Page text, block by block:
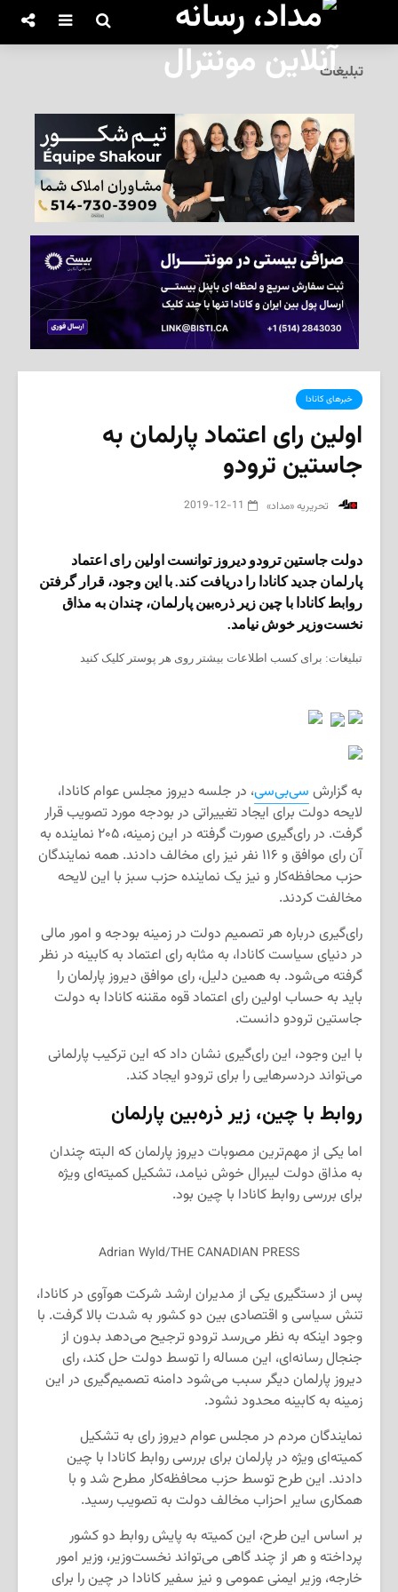
تبلیغات
خبرهای کانادا
اولین رای اعتماد پارلمان به
جاستین ترودو
‌ تحریریه «مداد» 2019-12-11
دولت جاستین ترودو دیروز توانست اولین رای اعتماد
پارلمان جدید کانادا را دریافت کند. با این وجود، قرار گرفتن
روابط کانادا با چین زیر ذره‌بین پارلمان، چندان به مذاق
نخست‌وزیر خوش نیامد.
تبلیغات: برای کسب اطلاعات بیشتر روی هر پوستر کلیک کنید
به گزارش سی‌بی‌سی، در جلسه دیروز مجلس عوام کانادا،
لایحه دولت برای ایجاد تغییراتی در بودجه مورد تصویب قرار
گرفت. در رای‌گیری صورت گرفته در این زمینه، ۲۰۵ نماینده به
آن رای موافق و ۱۱۶ نفر نیز رای مخالف دادند. همه نمایندگان
حزب محافظه‌کار و نیز یک نماینده حزب سبز با این لایحه
مخالفت کردند.
رای‌گیری درباره هر تصمیم دولت در زمینه بودجه و امور مالی
در دنیای سیاست کانادا، به مثابه رای اعتماد به کابینه در نظر
گرفته می‌شود. به همین دلیل، رای موافق دیروز پارلمان را
باید به حساب اولین رای اعتماد قوه مقننه کانادا به دولت
جاستین ترودو دانست.
با این وجود، این رای‌گیری نشان داد که این ترکیب پارلمانی
می‌تواند دردسرهایی را برای ترودو ایجاد کند.
روابط با چین، زیر ذره‌بین پارلمان
اما یکی از مهم‌ترین مصوبات دیروز پارلمان که البته چندان
به مذاق دولت لیبرال خوش نیامد، تشکیل کمیته‌ای ویژه
برای بررسی روابط کانادا با چین بود.
Adrian Wyld/THE CANADIAN PRESS
پس از دستگیری یکی از مدیران ارشد شرکت هوآوی در کانادا،
تنش سیاسی و اقتصادی بین دو کشور به شدت بالا گرفت. با
وجود اینکه به نظر می‌رسد ترودو ترجیح می‌دهد بدون از
جنجال رسانه‌ای، این مساله را توسط دولت حل کند، رای
دیروز پارلمان دیگر سبب می‌شود دامنه تصمیم‌گیری در این
زمینه به کابینه محدود نشود.
نمایندگان مردم در مجلس عوام دیروز رای به تشکیل
کمیته‌ای ویژه در پارلمان برای بررسی روابط کانادا با چین
دادند. این طرح توسط حزب محافظه‌کار مطرح شد و با
همکاری سایر احزاب مخالف دولت به تصویب رسید.
بر اساس این طرح، این کمیته به پایش روابط دو کشور
پرداخته و هر از چند گاهی می‌تواند نخست‌وزیر، وزیر امور
خارجه، وزیر ایمنی عمومی و نیز سفیر کانادا در چین را برای